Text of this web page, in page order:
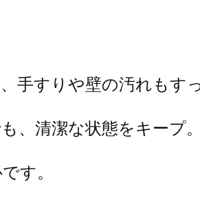
すりや壁の汚れもすっ
、清潔な状態をキープ。
す。